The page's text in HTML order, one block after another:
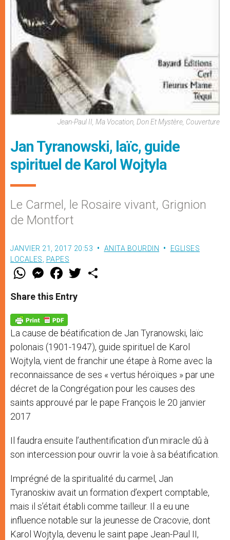
Jean-Paul II, Ma Vocation, Don Et Mystère, Couverture
Jan Tyranowski, laïc, guide
spirituel de Karol Wojtyla
Le Carmel, le Rosaire vivant, Grignion
de Montfort
JANVIER 21, 2017 20:53 ANITA BOURDIN
EGLISES
LOCALES
PAPES
W
t
s
p
p
M
e
s
e
g
e
r
F
a
e
b
o
k
w
Share this Entry
La cause de béatification de Jan Tyranowski, laïc
polonais (1901-1947), guide spirituel de Karol
Wojtyla, vient de franchir une étape à Rome avec la
reconnaissance de ses « vertus héroïques » par une
décret de la Congrégation pour les causes des
saints approuvé par le pape François le 20 janvier
2017
Il faudra ensuite l’authentification d’un miracle dû à
son intercession pour ouvrir la voie à sa béatification.
Imprégné de la spiritualité du carmel, Jan
Tyranoskiw avait un formation d’expert comptable,
mais il s’était établi comme tailleur. Il a eu une
influence notable sur la jeunesse de Cracovie, dont
Karol Wojtyla, devenu le saint pape Jean-Paul II,